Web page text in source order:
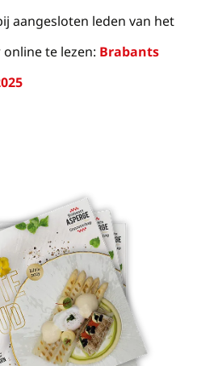
aangesloten leden van het
te lezen: Brabants